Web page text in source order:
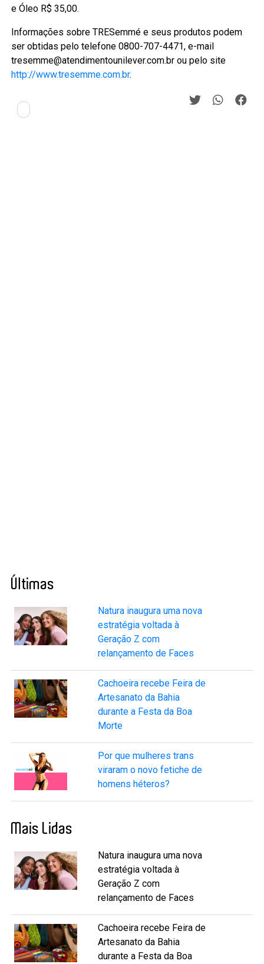
e Óleo R$ 35,00.
Informações sobre TRESemmé e seus produtos podem
ser obtidas pelo telefone 0800-707-4471, e-mail
tresemme@atendimentounilever.com.br ou pelo site
http://www.tresemme.com.br.
Últimas
Natura inaugura uma nova
estratégia voltada à
Geração Z com
relançamento de Faces
Cachoeira recebe Feira de
Artesanato da Bahia
durante a Festa da Boa
Morte
Por que mulheres trans
viraram o novo fetiche de
homens héteros?
Mais Lidas
Natura inaugura uma nova
estratégia voltada à
Geração Z com
relançamento de Faces
Cachoeira recebe Feira de
Artesanato da Bahia
durante a Festa da Boa